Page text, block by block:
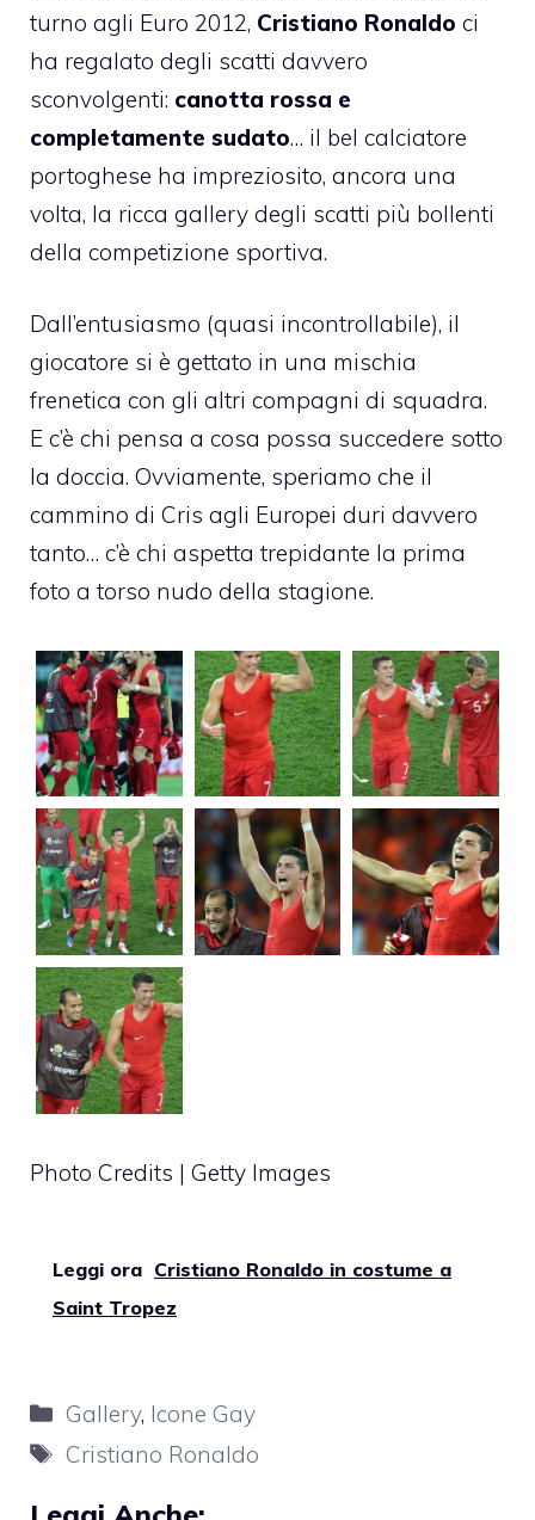
turno agli Euro 2012, Cristiano Ronaldo ci
ha regalato degli scatti davvero
sconvolgenti: canotta rossa e
completamente sudato… il bel calciatore
portoghese ha impreziosito, ancora una
volta, la ricca gallery degli scatti più bollenti
della competizione sportiva.
Dall’entusiasmo (quasi incontrollabile), il
giocatore si è gettato in una mischia
frenetica con gli altri compagni di squadra.
E c’è chi pensa a cosa possa succedere sotto
la doccia. Ovviamente, speriamo che il
cammino di Cris agli Europei duri davvero
tanto… c’è chi aspetta trepidante la prima
foto a torso nudo della stagione.
Photo Credits | Getty Images
Leggi ora Cristiano Ronaldo in costume a
Saint Tropez
Categorie
Gallery, Icone Gay
Tag
Cristiano Ronaldo